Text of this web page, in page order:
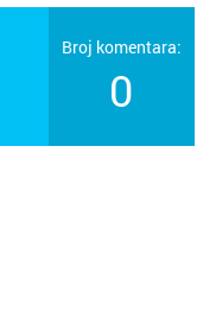
Broj komentara:
0